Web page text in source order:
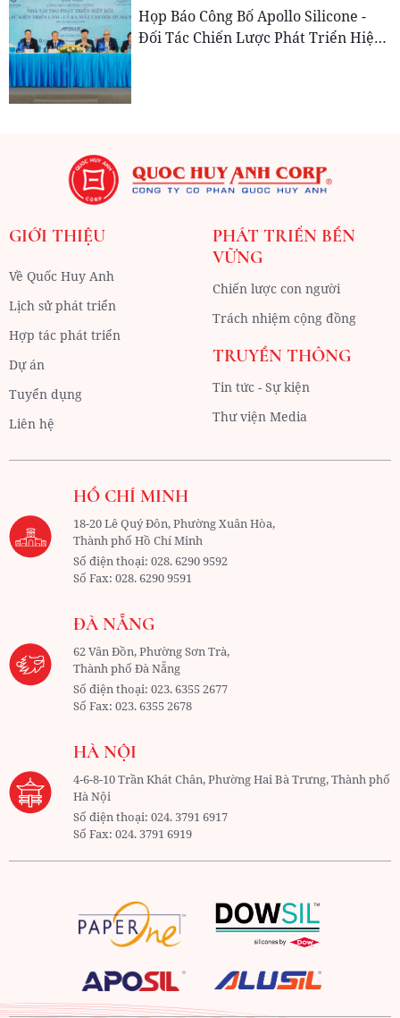
Họp Báo Công Bố Apollo Silicone -
Đối Tác Chiến Lược Phát Triển Hiệp
GIỚI THIỆU
Về Quốc Huy Anh
Lịch sử phát triển
Hợp tác phát triển
Dự án
Tuyển dụng
Liên hệ
PHÁT TRIỂN BỀN
VỮNG
Chiến lược con người
Trách nhiệm cộng đồng
TRUYỀN THÔNG
Tin tức - Sự kiện
Thư viện Media
HỒ CHÍ MINH
18-20 Lê Quý Đôn, Phường Xuân Hòa,
Thành phố Hồ Chí Minh
Số điện thoại:028. 6290 9592
Số Fax:028. 6290 9591
ĐÀ NẴNG
62 Vân Đồn, Phường Sơn Trà,
Thành phố Đà Nẵng
Số điện thoại:023. 6355 2677
Số Fax:023. 6355 2678
HÀ NỘI
4-6-8-10 Trần Khát Chân, Phường Hai Bà Trưng, Thành phố
Hà Nội
Số điện thoại:024. 3791 6917
Số Fax:024. 3791 6919